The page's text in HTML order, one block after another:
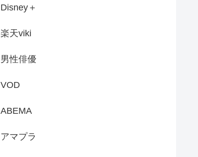
Disney＋
楽天viki
男性俳優
VOD
ABEMA
アマプラ